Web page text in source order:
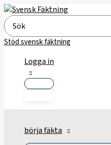
Hoppa
till
innehåll
Search
for:
Stöd svensk fäktning
Logga in
börja fäkta